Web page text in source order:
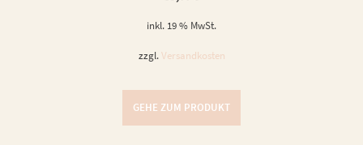
inkl. 19 % MwSt.
zzgl. Versandkosten
GEHE ZUM PRODUKT